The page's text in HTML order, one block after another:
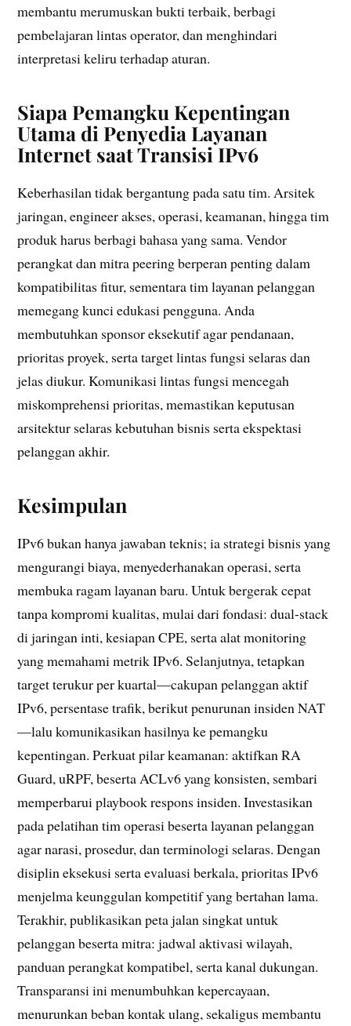
membantu merumuskan bukti terbaik, berbagi
pembelajaran lintas operator, dan menghindari
interpretasi keliru terhadap aturan.
Siapa Pemangku Kepentingan
Utama di Penyedia Layanan
Internet saat Transisi IPv6
Keberhasilan tidak bergantung pada satu tim. Arsitek
jaringan, engineer akses, operasi, keamanan, hingga tim
produk harus berbagi bahasa yang sama. Vendor
perangkat dan mitra peering berperan penting dalam
kompatibilitas fitur, sementara tim layanan pelanggan
memegang kunci edukasi pengguna. Anda
membutuhkan sponsor eksekutif agar pendanaan,
prioritas proyek, serta target lintas fungsi selaras dan
jelas diukur. Komunikasi lintas fungsi mencegah
miskomprehensi prioritas, memastikan keputusan
arsitektur selaras kebutuhan bisnis serta ekspektasi
pelanggan akhir.
Kesimpulan
IPv6 bukan hanya jawaban teknis; ia strategi bisnis yang
mengurangi biaya, menyederhanakan operasi, serta
membuka ragam layanan baru. Untuk bergerak cepat
tanpa kompromi kualitas, mulai dari fondasi: dual-stack
di jaringan inti, kesiapan CPE, serta alat monitoring
yang memahami metrik IPv6. Selanjutnya, tetapkan
target terukur per kuartal—cakupan pelanggan aktif
IPv6, persentase trafik, berikut penurunan insiden NAT
—lalu komunikasikan hasilnya ke pemangku
kepentingan. Perkuat pilar keamanan: aktifkan RA
Guard, uRPF, beserta ACLv6 yang konsisten, sembari
memperbarui playbook respons insiden. Investasikan
pada pelatihan tim operasi beserta layanan pelanggan
agar narasi, prosedur, dan terminologi selaras. Dengan
disiplin eksekusi serta evaluasi berkala, prioritas IPv6
menjelma keunggulan kompetitif yang bertahan lama.
Terakhir, publikasikan peta jalan singkat untuk
pelanggan beserta mitra: jadwal aktivasi wilayah,
panduan perangkat kompatibel, serta kanal dukungan.
Transparansi ini menumbuhkan kepercayaan,
menurunkan beban kontak ulang, sekaligus membantu